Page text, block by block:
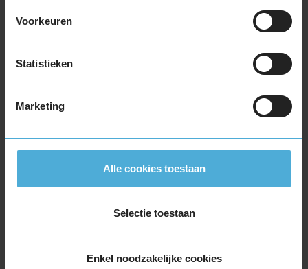
Voorkeuren
Statistieken
Marketing
Alle cookies toestaan
Selectie toestaan
Enkel noodzakelijke cookies
afspraken en adviezen,
Service:Bandenwissel